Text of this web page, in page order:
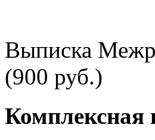
Выписка
(900 руб.)